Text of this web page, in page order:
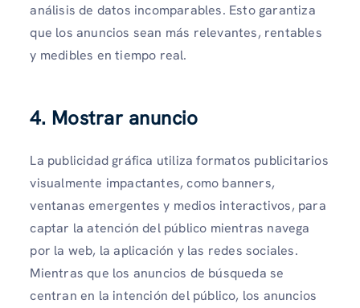
análisis de datos incomparables. Esto garantiza
que los anuncios sean más relevantes, rentables
y medibles en tiempo real.
4. Mostrar anuncio
La publicidad gráfica utiliza formatos publicitarios
visualmente impactantes, como banners,
ventanas emergentes y medios interactivos, para
captar la atención del público mientras navega
por la web, la aplicación y las redes sociales.
Mientras que los anuncios de búsqueda se
centran en la intención del público, los anuncios